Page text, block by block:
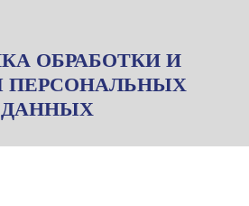
ОБРАБОТКИ И
ПЕРСОНАЛЬНЫХ
ДАННЫХ